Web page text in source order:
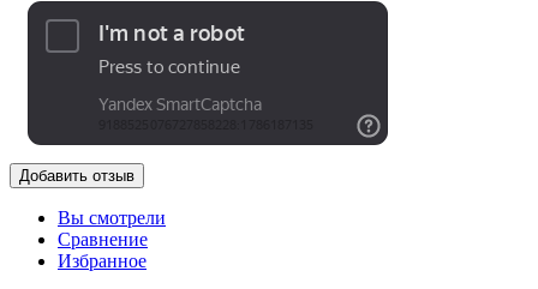
Добавить отзыв
Вы смотрели
Сравнение
Избранное